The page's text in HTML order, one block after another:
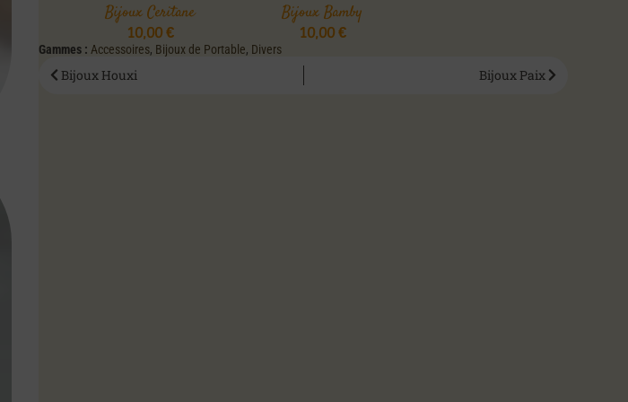
Bijoux Ceritane
10,00 €
Bijoux Bamby
10,00 €
Gammes : Accessoires, Bijoux de Portable, Divers
Bijoux Houxi Bijoux Paix